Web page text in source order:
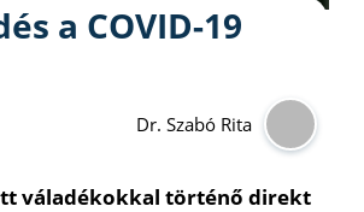
a COVID-19
Dr. Szabó Rita
váladékokkal történő direkt